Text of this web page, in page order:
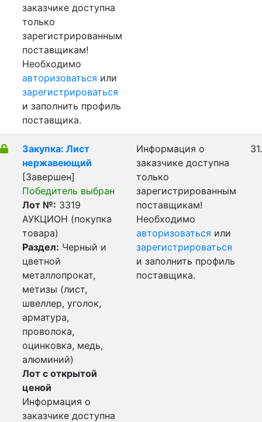
заказчике доступна
только
зарегистрированным
поставщикам!
Необходимо
авторизоваться или
зарегистрироваться
и заполнить профиль
поставщика.
Закупка: Лист
нержавеющий
[Завершен]
Победитель выбран
Лот №: 3319
АУКЦИОН (покупка
товара)
Раздел: Черный и
цветной
металлопрокат,
метизы (лист,
швеллер, уголок,
арматура,
проволока,
оцинковка, медь,
алюминий)
Лот с открытой
ценой
Информация о
заказчике доступна
Информация о
заказчике доступна
только
зарегистрированным
поставщикам!
Необходимо
авторизоваться или
зарегистрироваться
и заполнить профиль
поставщика.